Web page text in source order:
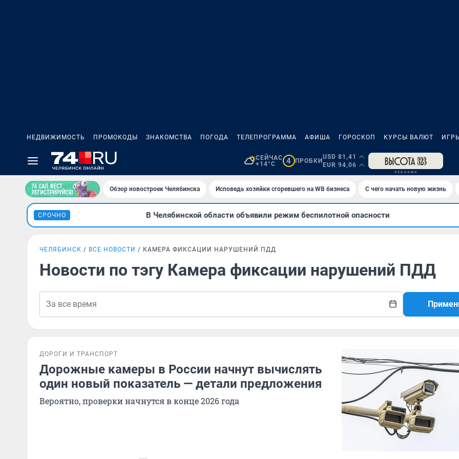
НЕДВИЖИМОСТЬ ПРОМОКОДЫ ЗНАКОМСТВА ПОГОДА ТЕЛЕПРОГРАММА АФИША ГОРОСКОП КУРСЫ ВАЛЮТ
СЕЙЧАС
+14°C
4 ПРОБКИ
USD 81,41
EUR 94,06
Обзор новостроек Челябинска Исповедь хозяйки сгоревшего на WB бизнеса С чего начать новую жизнь
СРОЧНО В Челябинской области объявили режим беспилотной опасности
ЧЕЛЯБИНСК ВСЕ НОВОСТИ КАМЕРА ФИКСАЦИИ НАРУШЕНИЙ ПДД
Новости по тэгу Камера фиксации нарушений ПДД
ДОРОГИ И ТРАНСПОРТ
Дорожные камеры в России начнут вычислять
один новый показатель — детали предложения
Вероятно, проверки начнутся в конце 2026 года